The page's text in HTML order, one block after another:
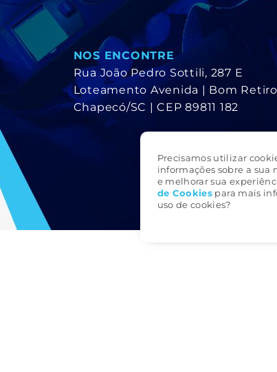
Precisamos utilizar
informações sobre a sua
e melhorar sua
de Cookies para mais
uso de cookies?
NOS ENCONTRE
Rua João Pedro Sottili, 287 E
Loteamento Avenida | Bom Retiro
Chapecó/SC | CEP 89811 182